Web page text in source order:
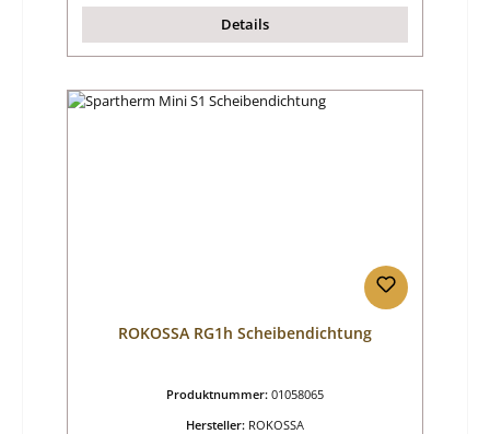
Details
ROKOSSA RG1h Scheibendichtung
Produktnummer: 01058065
Hersteller: ROKOSSA